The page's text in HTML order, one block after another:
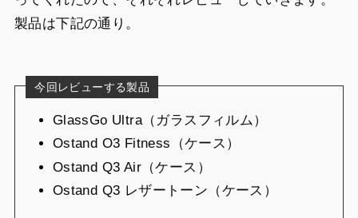
製品は下記の通り。
今回レビューする製品
GlassGo Ultra（ガラスフィルム）
Ostand O3 Fitness（ケース）
Ostand Q3 Air（ケース）
Ostand Q3 レザートーン（ケース）